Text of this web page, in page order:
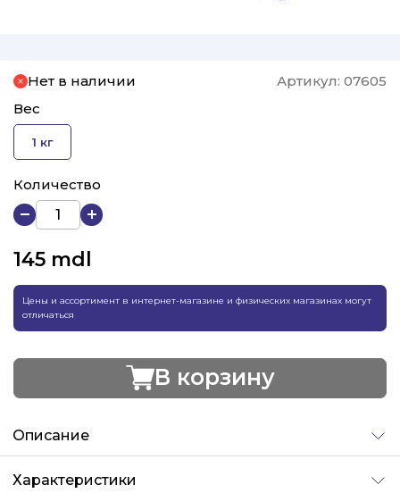
Нет в наличии Артикул: 07605
Вес
1 кг
Количество
145 mdl
Цены и ассортимент в интернет-магазине и физических магазинах могут
отличаться
В корзину
Описание
Характеристики